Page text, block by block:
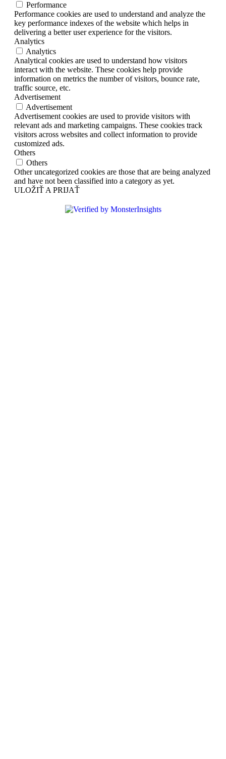
Performance
Performance cookies are used to understand and analyze the
key performance indexes of the website which helps in
delivering a better user experience for the visitors.
Analytics
Analytics
Analytical cookies are used to understand how visitors
interact with the website. These cookies help provide
information on metrics the number of visitors, bounce rate,
traffic source, etc.
Advertisement
Advertisement
Advertisement cookies are used to provide visitors with
relevant ads and marketing campaigns. These cookies track
visitors across websites and collect information to provide
customized ads.
Others
Others
Other uncategorized cookies are those that are being analyzed
and have not been classified into a category as yet.
ULOŽIŤ A PRIJAŤ